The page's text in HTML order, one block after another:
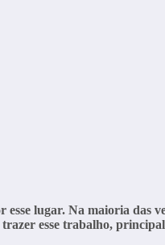
esse lugar. Na maioria das
esse trabalho,